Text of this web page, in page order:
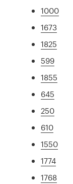
1000
1673
1825
599
1855
645
250
610
1550
1774
1768